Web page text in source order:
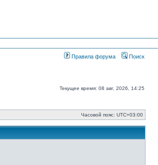
Правила форума Поиск
Текущее время: 08 авг, 2026, 14:25
Часовой пояс: UTC+03:00